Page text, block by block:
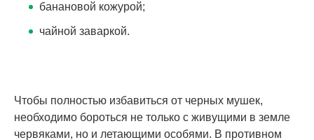
банановой кожурой;
чайной заваркой.
Чтобы полностью избавиться от черных мушек,
необходимо бороться не только с живущими в земле
червяками, но и летающими особями. В противном